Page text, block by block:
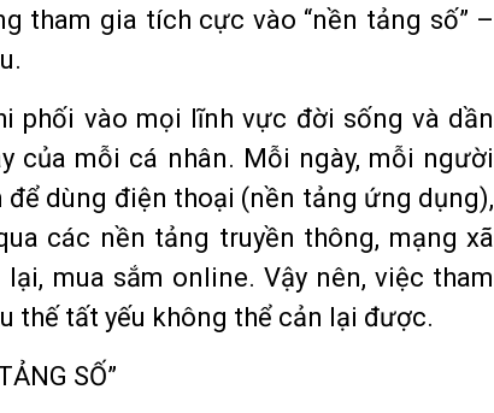
tham gia tích cực vào “nền tảng số” –
phối vào mọi lĩnh vực đời sống và dần
của mỗi cá nhân. Mỗi ngày, mỗi người
dùng điện thoại (nền tảng ứng dụng),
các nền tảng truyền thông, mạng xã
mua sắm online. Vậy nên, việc tham
thế tất yếu không thể cản lại được.
SỐ”